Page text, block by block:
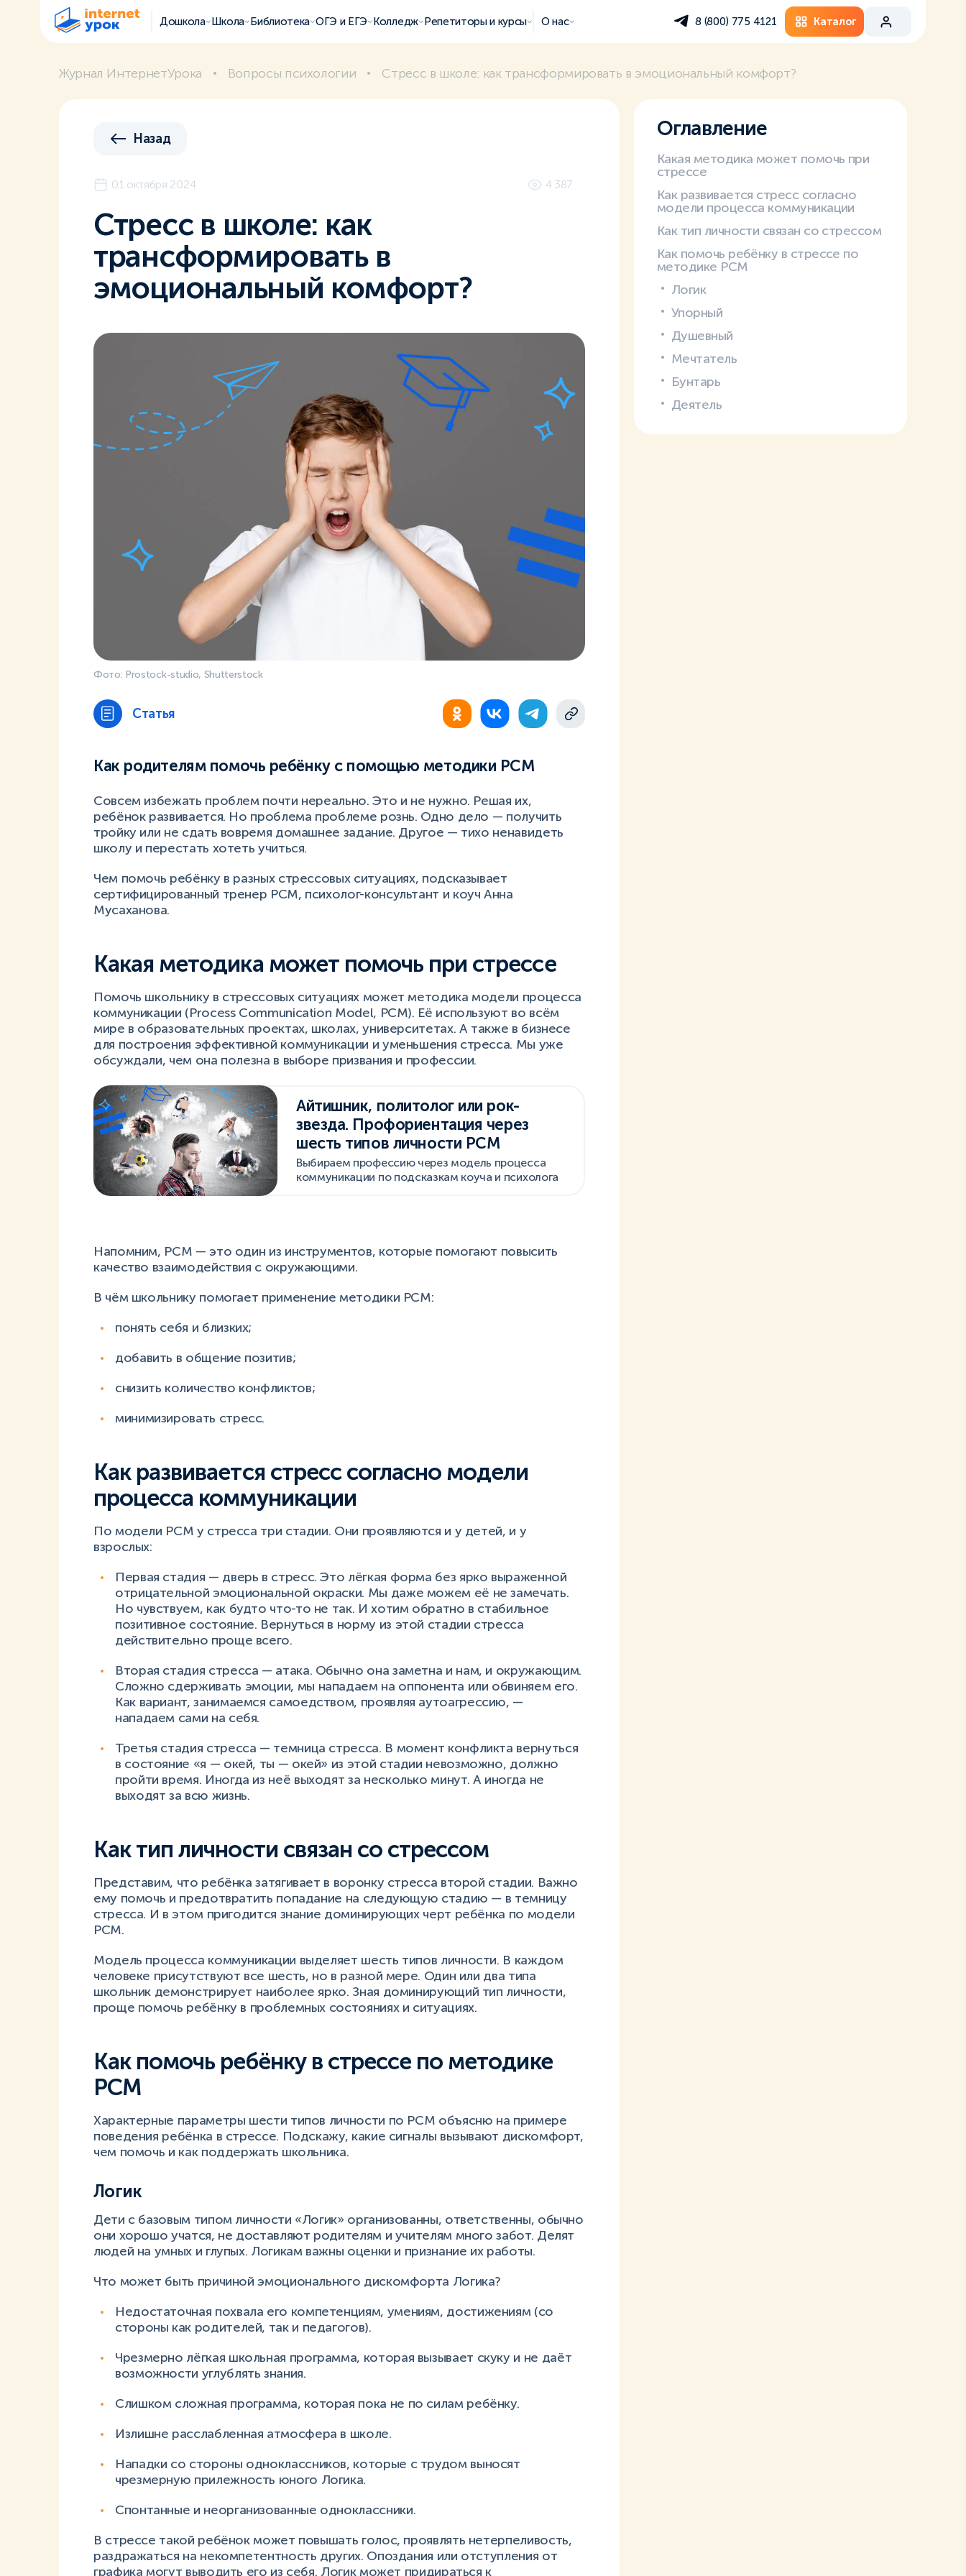
Дошкола Школа Библиотека ОГЭ и ЕГЭ Колледж Репетиторы и курсы О нас 8 (800) 775 4121 Каталог
Журнал ИнтернетУрока Вопросы психологии Стресс в школе: как трансформировать в эмоциональный комфорт?
Назад
01 октября 2024 4 387
Стресс в школе: как
трансформировать в
эмоциональный комфорт?
Фото: Prostock-studio, Shutterstock
Статья
Как родителям помочь ребёнку с помощью методики PCM
Совсем избежать проблем почти нереально. Это и не нужно. Решая их,
ребёнок развивается. Но проблема проблеме рознь. Одно дело — получить
тройку или не сдать вовремя домашнее задание. Другое — тихо ненавидеть
школу и перестать хотеть учиться.
Чем помочь ребёнку в разных стрессовых ситуациях, подсказывает
сертифицированный тренер PCM, психолог-консультант и коуч Анна
Мусаханова.
Какая методика может помочь при стрессе
Помочь школьнику в стрессовых ситуациях может методика модели процесса
коммуникации (Process Communication Model, PCM). Её используют во всём
мире в образовательных проектах, школах, университетах. А также в бизнесе
для построения эффективной коммуникации и уменьшения стресса. Мы уже
обсуждали, чем она полезна в выборе призвания и профессии.
Айтишник, политолог или рок-
звезда. Профориентация через
шесть типов личности PCM
Выбираем профессию через модель процесса
коммуникации по подсказкам коуча и психолога
Напомним, PCM — это один из инструментов, которые помогают повысить
качество взаимодействия с окружающими.
В чём школьнику помогает применение методики PCM:
понять себя и близких;
добавить в общение позитив;
снизить количество конфликтов;
минимизировать стресс.
Как развивается стресс согласно модели
процесса коммуникации
По модели PCM у стресса три стадии. Они проявляются и у детей, и у
взрослых:
Первая стадия — дверь в стресс. Это лёгкая форма без ярко выраженной
отрицательной эмоциональной окраски. Мы даже можем её не замечать.
Но чувствуем, как будто что-то не так. И хотим обратно в стабильное
позитивное состояние. Вернуться в норму из этой стадии стресса
действительно проще всего.
Вторая стадия стресса — атака. Обычно она заметна и нам, и окружающим.
Сложно сдерживать эмоции, мы нападаем на оппонента или обвиняем его.
Как вариант, занимаемся самоедством, проявляя аутоагрессию, —
нападаем сами на себя.
Третья стадия стресса — темница стресса. В момент конфликта вернуться
в состояние «я — окей, ты — окей» из этой стадии невозможно, должно
пройти время. Иногда из неё выходят за несколько минут. А иногда не
выходят за всю жизнь.
Как тип личности связан со стрессом
Представим, что ребёнка затягивает в воронку стресса второй стадии. Важно
ему помочь и предотвратить попадание на следующую стадию — в темницу
стресса. И в этом пригодится знание доминирующих черт ребёнка по модели
PCM.
Модель процесса коммуникации выделяет шесть типов личности. В каждом
человеке присутствуют все шесть, но в разной мере. Один или два типа
школьник демонстрирует наиболее ярко. Зная доминирующий тип личности,
проще помочь ребёнку в проблемных состояниях и ситуациях.
Как помочь ребёнку в стрессе по методике
PCM
Характерные параметры шести типов личности по PCM объясню на примере
поведения ребёнка в стрессе. Подскажу, какие сигналы вызывают дискомфорт,
чем помочь и как поддержать школьника.
Логик
Дети с базовым типом личности «Логик» организованны, ответственны, обычно
они хорошо учатся, не доставляют родителям и учителям много забот. Делят
людей на умных и глупых. Логикам важны оценки и признание их работы.
Что может быть причиной эмоционального дискомфорта Логика?
Недостаточная похвала его компетенциям, умениям, достижениям (со
стороны как родителей, так и педагогов).
Чрезмерно лёгкая школьная программа, которая вызывает скуку и не даёт
возможности углублять знания.
Слишком сложная программа, которая пока не по силам ребёнку.
Излишне расслабленная атмосфера в школе.
Нападки со стороны одноклассников, которые с трудом выносят
чрезмерную прилежность юного Логика.
Спонтанные и неорганизованные одноклассники.
В стрессе такой ребёнок может повышать голос, проявлять нетерпеливость,
раздражаться на некомпетентность других. Опоздания или отступления от
графика могут выводить его из себя. Логик может придираться к
Оглавление
Какая методика может помочь при
стрессе
Как развивается стресс согласно
модели процесса коммуникации
Как тип личности связан со стрессом
Как помочь ребёнку в стрессе по
методике PCM
Логик
Упорный
Душевный
Мечтатель
Бунтарь
Деятель